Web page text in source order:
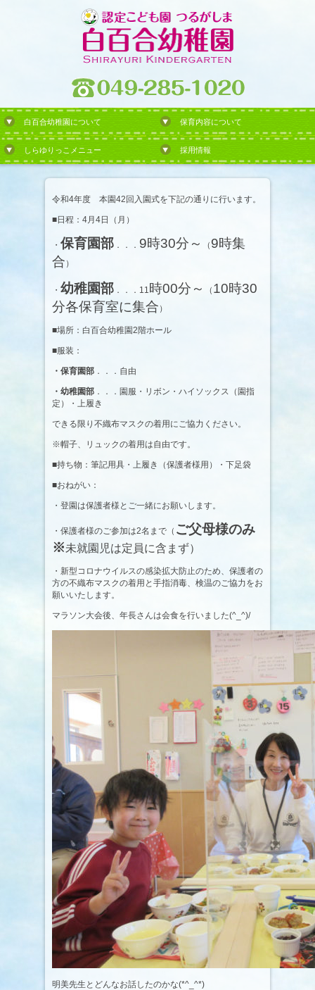
白百合幼稚園について 保育内容について
しらゆりっこメニュー 採用情報
令和4年度 本園42回入園式を下記の通りに行います。
■日程：4月4日（月）
・ 保育園部 ．．． 9時30分～ （ 9時集
合 ）
・ 幼稚園部 ．．．11 時00分～ （ 10時30
分各保育室に集合 ）
■場所：白百合幼稚園2階ホール
■服装：
・保育園部 ．．．自由
・幼稚園部 ．．．園服・リボン・ハイソックス（園指
定）・上履き
できる限り不織布マスクの着用にご協力ください。
※帽子、リュックの着用は自由です。
■持ち物：筆記用具・上履き（保護者様用）・下足袋
■おねがい：
・登園は保護者様とご一緒にお願いします。
・保護者様のご参加は2名まで（ ご父母様のみ
※未就園児は定員に含まず）
・新型コロナウイルスの感染拡大防止のため、保護者の
方の不織布マスクの着用と手指消毒、検温のご協力をお
願いいたします。
マラソン大会後、年長さんは会食を行いました(^_^)/
明美先生とどんなお話したのかな(*^_^*)